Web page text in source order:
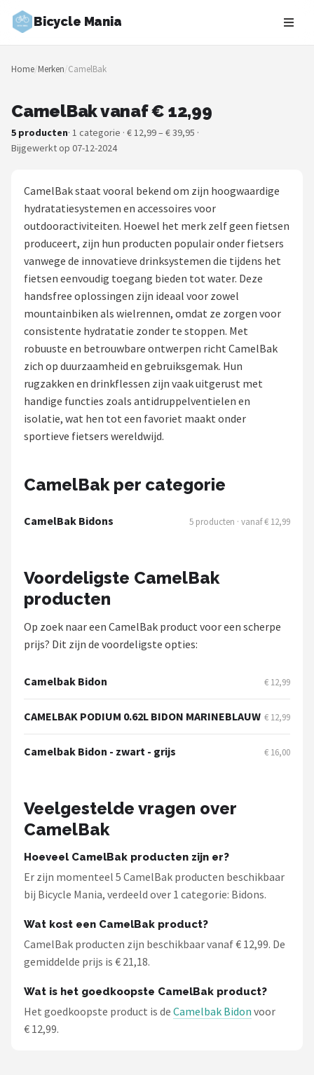
Bicycle Mania
Zoeken
NAVIGATIE
Merken
Fietsroutes
Kinderfietsen
Stadsfietsen
Elektrische fietsen
Mountainbikes
Shop
POPULAIRE MERKEN
Basil
ABUS
AXA
BBB Cycling
Schwalbe
Shimano
Cortina
Home/Merken/CamelBak
CamelBak vanaf € 12,99
5 producten· 1 categorie · € 12,99 – € 39,95 ·
Bijgewerkt op 07-12-2024
CamelBak staat vooral bekend om zijn hoogwaardige
hydratatiesystemen en accessoires voor
outdooractiviteiten. Hoewel het merk zelf geen fietsen
produceert, zijn hun producten populair onder fietsers
vanwege de innovatieve drinksystemen die tijdens het
fietsen eenvoudig toegang bieden tot water. Deze
handsfree oplossingen zijn ideaal voor zowel
mountainbiken als wielrennen, omdat ze zorgen voor
consistente hydratatie zonder te stoppen. Met
robuuste en betrouwbare ontwerpen richt CamelBak
zich op duurzaamheid en gebruiksgemak. Hun
rugzakken en drinkflessen zijn vaak uitgerust met
handige functies zoals antidruppelventielen en
isolatie, wat hen tot een favoriet maakt onder
sportieve fietsers wereldwijd.
CamelBak per categorie
CamelBak Bidons 5 producten · vanaf € 12,99
Voordeligste CamelBak
producten
Op zoek naar een CamelBak product voor een scherpe
prijs? Dit zijn de voordeligste opties:
Camelbak Bidon € 12,99
CAMELBAK PODIUM 0.62L BIDON MARINEBLAUW € 12,99
Camelbak Bidon - zwart - grijs € 16,00
Veelgestelde vragen over
CamelBak
Hoeveel CamelBak producten zijn er?
Er zijn momenteel 5 CamelBak producten beschikbaar
bij Bicycle Mania, verdeeld over 1 categorie: Bidons.
Wat kost een CamelBak product?
CamelBak producten zijn beschikbaar vanaf € 12,99. De
gemiddelde prijs is € 21,18.
Wat is het goedkoopste CamelBak product?
Het goedkoopste product is de Camelbak Bidon voor
€ 12,99.